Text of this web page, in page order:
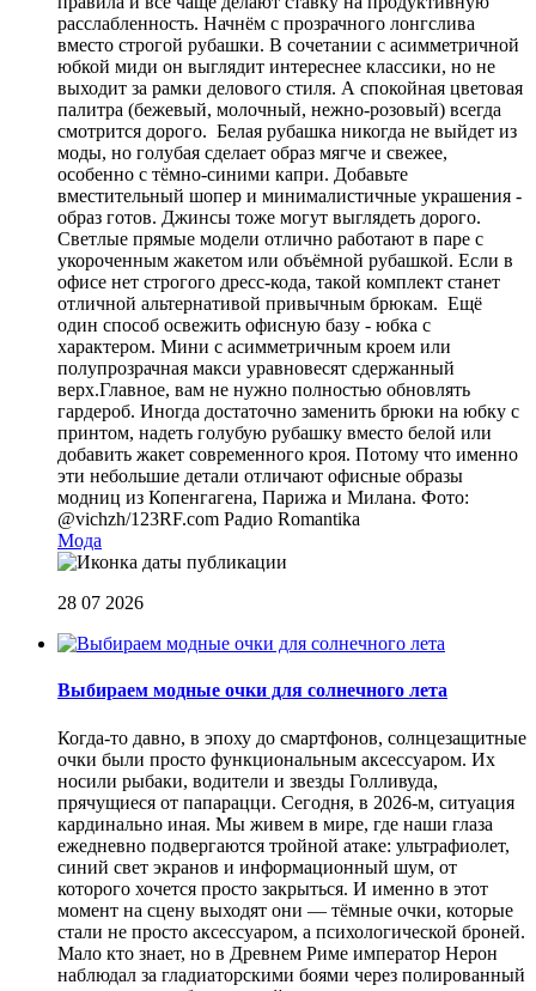
расслабленность. Начнём с прозрачного лонгслива
вместо строгой рубашки. В сочетании с асимметричной
юбкой миди он выглядит интереснее классики, но не
выходит за рамки делового стиля. А спокойная цветовая
палитра (бежевый, молочный, нежно-розовый) всегда
смотрится дорого. Белая рубашка никогда не выйдет из
моды, но голубая сделает образ мягче и свежее,
особенно с тёмно-синими капри. Добавьте
вместительный шопер и минималистичные украшения -
образ готов. Джинсы тоже могут выглядеть дорого.
Светлые прямые модели отлично работают в паре с
укороченным жакетом или объёмной рубашкой. Если в
офисе нет строгого дресс-кода, такой комплект станет
отличной альтернативой привычным брюкам. Ещё
один способ освежить офисную базу - юбка с
характером. Мини с асимметричным кроем или
полупрозрачная макси уравновесят сдержанный
верх.Главное, вам не нужно полностью обновлять
гардероб. Иногда достаточно заменить брюки на юбку с
принтом, надеть голубую рубашку вместо белой или
добавить жакет современного кроя. Потому что именно
эти небольшие детали отличают офисные образы
модниц из Копенгагена, Парижа и Милана. Фото:
@vichzh/123RF.com Радио Romantika
Мода
28 07 2026
Выбираем модные очки для солнечного лета
Когда-то давно, в эпоху до смартфонов, солнцезащитные
очки были просто функциональным аксессуаром. Их
носили рыбаки, водители и звезды Голливуда,
прячущиеся от папарацци. Сегодня, в 2026-м, ситуация
кардинально иная. Мы живем в мире, где наши глаза
ежедневно подвергаются тройной атаке: ультрафиолет,
синий свет экранов и информационный шум, от
которого хочется просто закрыться. И именно в этот
момент на сцену выходят они — тёмные очки, которые
стали не просто аксессуаром, а психологической броней.
Мало кто знает, но в Древнем Риме император Нерон
наблюдал за гладиаторскими боями через полированный